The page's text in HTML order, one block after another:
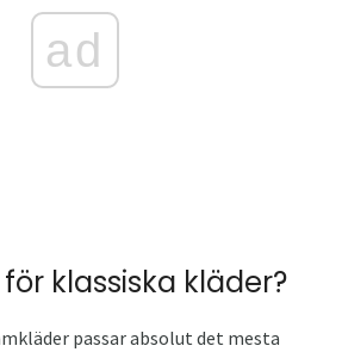
ad
klassiska kläder?
passar absolut det mesta